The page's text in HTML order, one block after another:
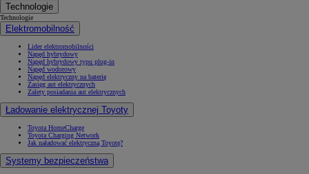
Technologie
Technologie
Elektromobilność
Lider elektromobilności
Napęd hybrydowy
Napęd hybrydowy typu plug-in
Napęd wodorowy
Napęd elektryczny na baterię
Zasięg aut elektrycznych
Zalety posiadania aut elektrycznych
Ładowanie elektrycznej Toyoty
Toyota HomeCharge
Toyota Charging Network
Jak naładować elektryczną Toyotę?
Systemy bezpieczeństwa